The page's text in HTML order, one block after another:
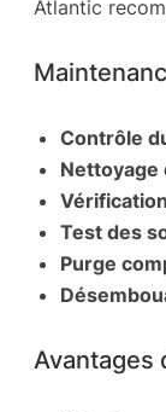
Atlantic
Contrôle
Nettoyage
Test des
Purge
Avantages